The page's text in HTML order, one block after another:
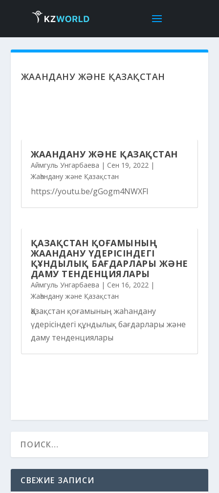
ЖАҺАНДАНУ ЖӘНЕ ҚАЗАҚСТАН
ЖАҺАНДАНУ ЖӘНЕ ҚАЗАҚСТАН
Аймгуль Унгарбаева | Сен 19, 2022|
Жаһандану және Қазақстан
https://youtu.be/gGogm4NWXFI
ҚАЗАҚСТАН ҚОҒАМЫНЫҢ
ЖАҺАНДАНУ ҮДЕРІСІНДЕГІ
ҚҰНДЫЛЫҚ БАҒДАРЛАРЫ ЖӘНЕ
ДАМУ ТЕНДЕНЦИЯЛАРЫ
Аймгуль Унгарбаева | Сен 16, 2022 |
Жаһандану және Қазақстан
Қазақстан қоғамының жаһандану
үдерісіндегі құндылық бағдарлары және
даму тенденциялары
СВЕЖИЕ ЗАПИСИ